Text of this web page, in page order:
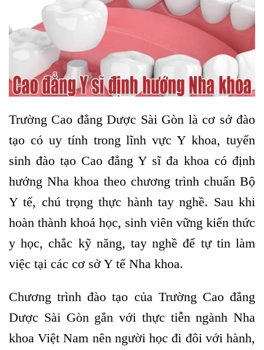
Trường Cao đẳng Dược Sài Gòn là cơ sở đào
tạo có uy tính trong lĩnh vực Y khoa, tuyển
sinh đào tạo Cao đẳng Y sĩ đa khoa có định
hướng Nha khoa theo chương trình chuẩn Bộ
Y tế, chú trọng thực hành tay nghề. Sau khi
hoàn thành khoá học, sinh viên vững kiến thức
y học, chắc kỹ năng, tay nghề để tự tin làm
việc tại các cơ sở Y tế Nha khoa.
Chương trình đào tạo của Trường Cao đẳng
Dược Sài Gòn gắn với thực tiễn ngành Nha
khoa Việt Nam nên người học đi đôi với hành,